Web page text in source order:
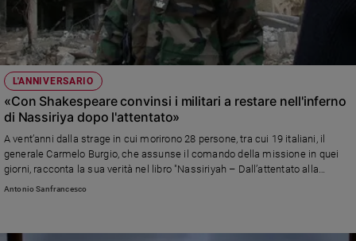
L'ANNIVERSARIO
«Con Shakespeare convinsi i militari a restare nell'inferno
di Nassiriya dopo l'attentato»
A vent’anni dalla strage in cui morirono 28 persone, tra cui 19 italiani, il
generale Carmelo Burgio, che assunse il comando della missione in quei
giorni, racconta la sua verità nel libro "Nassiriyah – Dall’attentato alla
ricerca della verità" (Vallecchi): «I caduti sono stati giustamente onorati,
Antonio Sanfrancesco